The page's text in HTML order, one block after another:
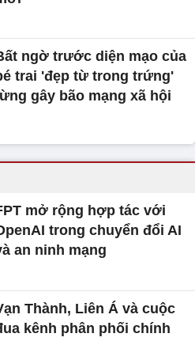
ngờ trước diện mạo của
trai 'đẹp từ trong trứng'
gây bão mạng xã hội
mở rộng hợp tác với
trong chuyển đổi AI
an ninh mạng
Thành, Liên Á và cuộc
kênh phân phối chính